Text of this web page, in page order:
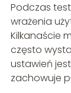
Podczas
wrażenia
Kilkanaście
często
ustawień
zachowuje